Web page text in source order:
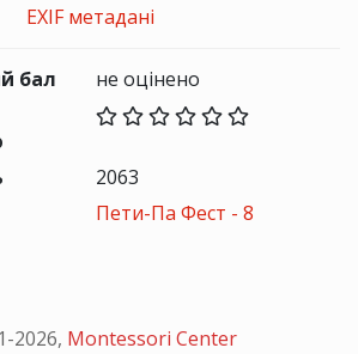
EXIF метадані
бал
не оцінено
2063
Пети-Па Фест - 8
2026, Montessori Center